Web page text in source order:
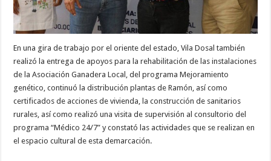
En una gira de trabajo por el oriente del estado, Vila Dosal también
realizó la entrega de apoyos para la rehabilitación de las instalaciones
de la Asociación Ganadera Local, del programa Mejoramiento
genético, continuó la distribución plantas de Ramón, así como
certificados de acciones de vivienda, la construcción de sanitarios
rurales, así como realizó una visita de supervisión al consultorio del
programa “Médico 24/7” y constató las actividades que se realizan en
el espacio cultural de esta demarcación.